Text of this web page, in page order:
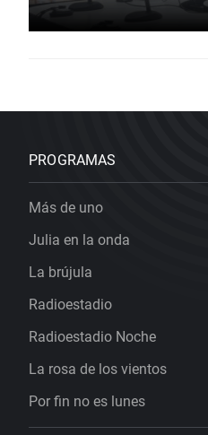
PROGRAMAS
Más de uno
Julia en la onda
La brújula
Radioestadio
Radioestadio Noche
La rosa de los vientos
Por fin no es lunes